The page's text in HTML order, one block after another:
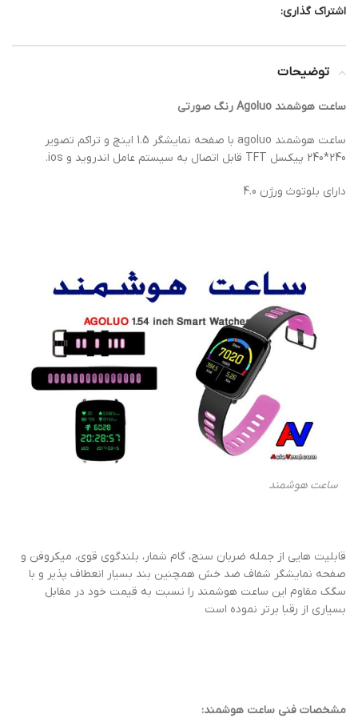
اشتراک گذاری:
توضیحات
ساعت هوشمند Agoluo رنگ صورتی
ساعت هوشمند agoluo با صفحه نمایشگر 1.5 اینچ و تراکم تصویر
240*240 پیکسل TFT قابل اتصال به سیستم عامل اندروید و ios.
دارای بلوتوث ورژن 4.0
ساعت هوشمند
قابلیت هایی از جمله ضربان سنج، گام شمار، بلندگوی قوی، میکروفن و
صفحه نمایشگر شفاف ضد خش همچنین بند بسیار انعطاف پذیر و با
سگک مقاوم این ساعت هوشمند را نسبت به قیمت خود در مقابل
بسیاری از رقبا برتر نموده است
مشخصات فنی ساعت هوشمند: